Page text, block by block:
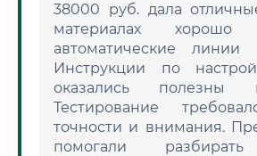
38000 руб. дала
материалах хорошо
автоматические
Инструкции по
оказались полезны
Тестирование
точности и внимания.
помогали